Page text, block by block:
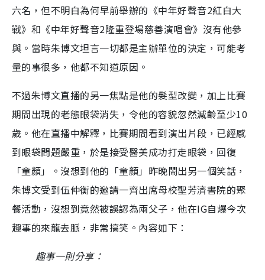
g
T
六名，但不明白為何早前舉辦的《中年好聲音2紅白大
戰》和《中年好聲音2隆重登場慈善演唱會》沒有他參
與。當時朱博文坦言一切都是主辦單位的決定，可能考
量的事很多，他都不知道原因。
不過朱博文直播的另一焦點是他的髮型改變，加上比賽
期間出現的老態眼袋消失，令他的容貌忽然減齡至少10
歲。他在直播中解釋，比賽期間看到演出片段，已經感
到眼袋問題嚴重，於是接受醫美成功打走眼袋，回復
「童顏」。沒想到他的「童顏」昨晚鬧出另一個笑話，
朱博文受到伍仲衡的邀請一齊出席母校聖芳濟書院的聚
餐活動，沒想到竟然被誤認為兩父子，他在IG自爆今次
趣事的來龍去脈，非常搞笑。內容如下：
趣事一則分享：